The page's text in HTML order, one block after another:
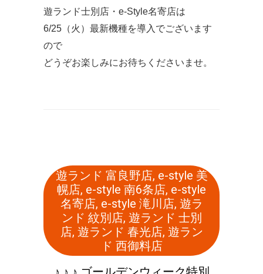
遊ランド士別店・e-Style名寄店は
6/25（火）最新機種を導入でございます
ので
どうぞお楽しみにお待ちくださいませ。
遊ランド 富良野店, e-style 美
幌店, e-style 南6条店, e-style
名寄店, e-style 滝川店, 遊ラ
ンド 紋別店, 遊ランド 士別
店, 遊ランド 春光店, 遊ラン
ド 西御料店